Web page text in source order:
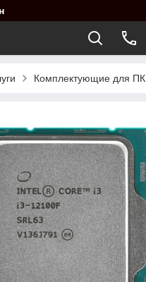
Комплектующие для ПК